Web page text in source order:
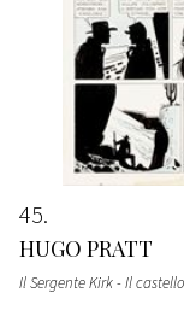
45
HUGO PRATT
Il Sergente Kirk - Il